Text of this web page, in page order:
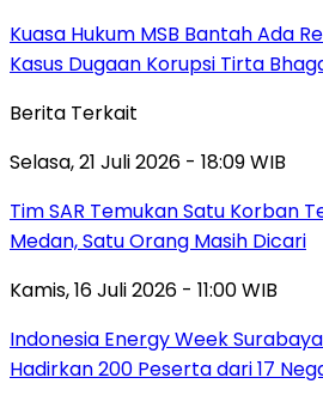
Kuasa Hukum MSB Bantah Ada
Kasus Dugaan Korupsi Tirta
Berita Terkait
Selasa, 21 Juli 2026 - 18:09 WIB
Tim SAR Temukan Satu Korban
Medan, Satu Orang Masih Dicari
Kamis, 16 Juli 2026 - 11:00 WIB
Indonesia Energy Week
Hadirkan 200 Peserta dari 17